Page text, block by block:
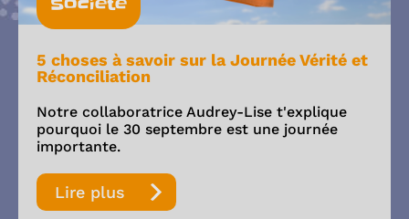
5 choses à savoir sur la Journée Vérité et
Réconciliation
Notre collaboratrice Audrey-Lise t'explique
pourquoi le 30 septembre est une journée
importante.
Lire plus